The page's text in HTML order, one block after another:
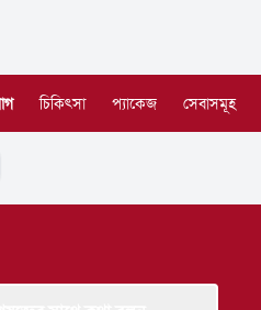
চিকিৎসা প্যাকেজ সেবাসমূহ